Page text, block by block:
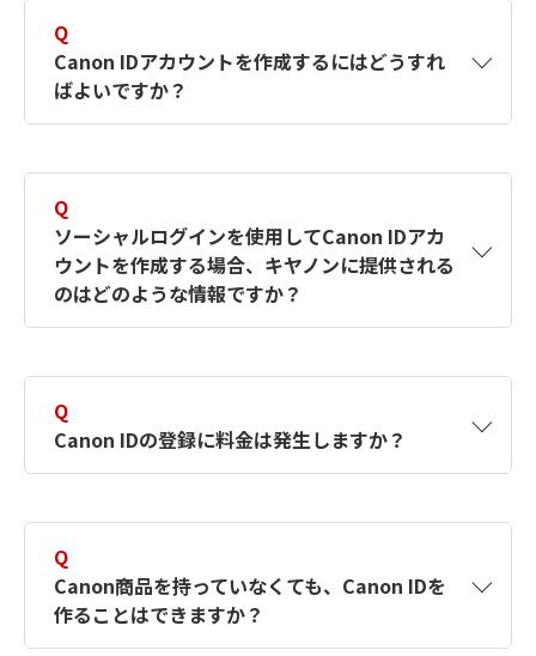
Q
Canon IDアカウントを作成するにはどうすれ
ばよいですか？
す。詳しい作成方法は【カメラ】Canon IDとは
何ですか？Canon IDの作成方法は？をご確認く
ださい。
Q
ソーシャルログインを使用してCanon IDアカ
ウントを作成する場合、キヤノンに提供される
のはどのような情報ですか？
択したサービスから取得します。アカウントを
簡単に作成できるように、この情報を使用して
Canon IDの登録フォームを入力します。
Q
Canon IDの登録に料金は発生しますか？
Q
Canon商品を持っていなくても、Canon IDを
作ることはできますか？